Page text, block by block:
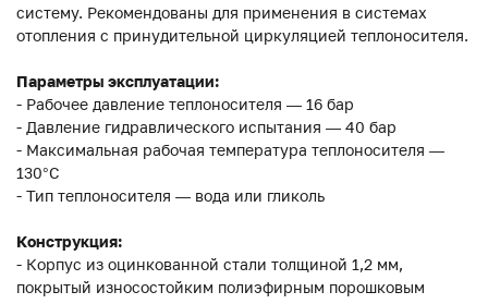
систему. Рекомендованы для применения в системах
отопления с принудительной циркуляцией теплоносителя.
Параметры эксплуатации:
- Рабочее давление теплоносителя — 16 бар
- Давление гидравлического испытания — 40 бар
- Максимальная рабочая температура теплоносителя —
130°С
- Тип теплоносителя — вода или гликоль
Конструкция:
- Корпус из оцинкованной стали толщиной 1,2 мм,
покрытый износостойким полиэфирным порошковым